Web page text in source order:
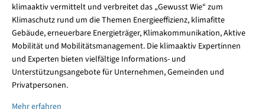
klimaaktiv vermittelt und verbreitet das „Gewusst Wie“ zum
Klimaschutz rund um die Themen Energieeffizienz, klimafitte
Gebäude, erneuerbare Energieträger, Klimakommunikation, Aktive
Mobilität und Mobilitätsmanagement. Die klimaaktiv Expertinnen
und Experten bieten vielfältige Informations- und
Unterstützungsangebote für Unternehmen, Gemeinden und
Privatpersonen.